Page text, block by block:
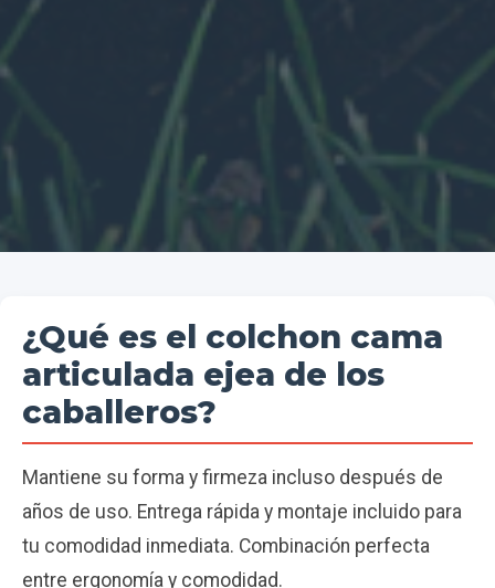
¿Qué es el colchon cama
articulada ejea de los
caballeros?
Mantiene su forma y firmeza incluso después de
años de uso. Entrega rápida y montaje incluido para
tu comodidad inmediata. Combinación perfecta
entre ergonomía y comodidad.